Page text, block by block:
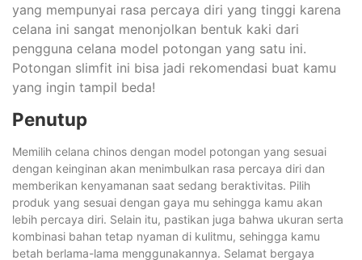
yang mempunyai rasa percaya diri yang tinggi karena
celana ini sangat menonjolkan bentuk kaki dari
pengguna celana model potongan yang satu ini.
Potongan slimfit ini bisa jadi rekomendasi buat kamu
yang ingin tampil beda!
Penutup
Memilih celana chinos dengan model potongan yang sesuai
dengan keinginan akan menimbulkan rasa percaya diri dan
memberikan kenyamanan saat sedang beraktivitas. Pilih
produk yang sesuai dengan gaya mu sehingga kamu akan
lebih percaya diri. Selain itu, pastikan juga bahwa ukuran serta
kombinasi bahan tetap nyaman di kulitmu, sehingga kamu
betah berlama-lama menggunakannya. Selamat bergaya